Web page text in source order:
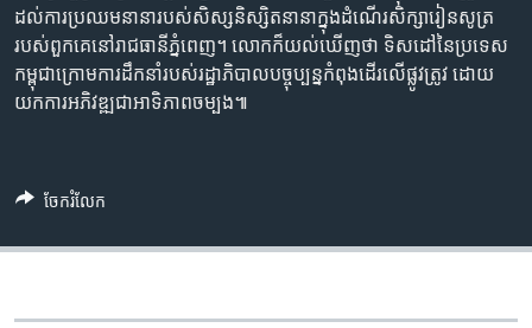
ដល់​ការ​ប្រឈម​នានា​របស់​សិស្សនិស្សិត​នានា​ក្នុង​ដំណើរ​សិក្សា​រៀនសូត្រ​
របស់​ពួកគេ​នៅ​រាជធានី​ភ្នំពេញ។ លោក​ក៏​យល់​ឃើញ​ថា ទិសដៅ​នៃ​ប្រទេស​
កម្ពុជា​ក្រោម​ការ​ដឹកនាំ​របស់​រដ្ឋាភិបាល​បច្ចុប្បន្ន​កំពុង​ដើរ​លើ​ផ្លូវត្រូវ ដោយ​
យក​ការ​អភិវឌ្ឍ​ជា​អាទិភាព​ចម្បង៕
ចែករំលែក